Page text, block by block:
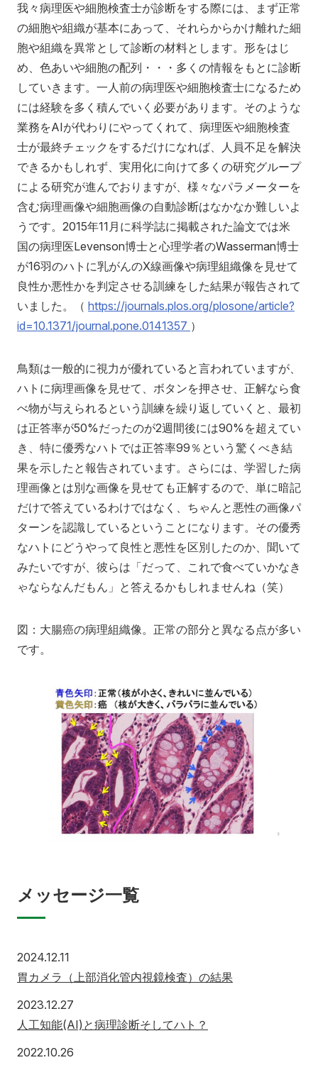
我々病理医や細胞検査士が診断をする際には、まず正常
の細胞や組織が基本にあって、それらからかけ離れた細
胞や組織を異常として診断の材料とします。形をはじ
め、色あいや細胞の配列・・・多くの情報をもとに診断
していきます。一人前の病理医や細胞検査士になるため
には経験を多く積んでいく必要があります。そのような
業務をAIが代わりにやってくれて、病理医や細胞検査
士が最終チェックをするだけになれば、人員不足を解決
できるかもしれず、実用化に向けて多くの研究グループ
による研究が進んでおりますが、様々なパラメーターを
含む病理画像や細胞画像の自動診断はなかなか難しいよ
うです。2015年11月に科学誌に掲載された論文では米
国の病理医Levenson博士と心理学者のWasserman博士
が16羽のハトに乳がんのX線画像や病理組織像を見せて
良性か悪性かを判定させる訓練をした結果が報告されて
いました。（ https://journals.plos.org/plosone/article?
id=10.1371/journal.pone.0141357 ）
鳥類は一般的に視力が優れていると言われていますが、
ハトに病理画像を見せて、ボタンを押させ、正解なら食
べ物が与えられるという訓練を繰り返していくと、最初
は正答率が50%だったのが2週間後には90%を超えてい
き、特に優秀なハトでは正答率99％という驚くべき結
果を示したと報告されています。さらには、学習した病
理画像とは別な画像を見せても正解するので、単に暗記
だけで答えているわけではなく、ちゃんと悪性の画像パ
ターンを認識しているということになります。その優秀
なハトにどうやって良性と悪性を区別したのか、聞いて
みたいですが、彼らは「だって、これで食べていかなき
ゃならなんだもん」と答えるかもしれませんね（笑）
図：大腸癌の病理組織像。正常の部分と異なる点が多い
です。
メッセージ一覧
2024.12.11
胃カメラ（上部消化管内視鏡検査）の結果
2023.12.27
人工知能(AI)と病理診断そしてハト？
2022.10.26